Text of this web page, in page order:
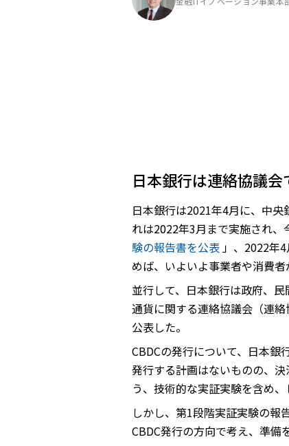
日本銀行は連絡協議
日本銀行は2021年4月に、中
れは2022年3月まで実施され
験の報告書を公表」、2022年
めば、いよいよ事業者や消費
並行して、日本銀行は政府、
通貨に関する連絡協議会（連
公表した。
CBDCの発行について、日本銀
発行する計画はないものの、
う、技術的な実証実験を含め
しかし、第1段階実証実験の報
CBDC発行の方向で考え、準備